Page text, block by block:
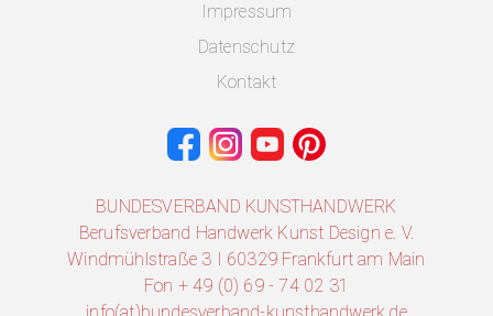
Impressum
Datenschutz
Kontakt
BUNDESVERBAND KUNSTHANDWERK
Berufsverband Handwerk Kunst Design e. V.
Windmühlstraße 3 I 60329 Frankfurt am Main
Fon + 49 (0) 69 - 74 02 31